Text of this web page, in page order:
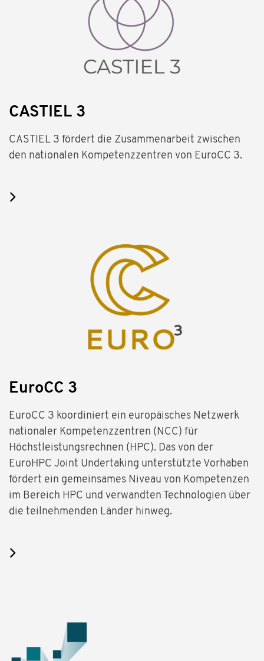
CASTIEL 3
CASTIEL 3 fördert die Zusammenarbeit zwischen
den nationalen Kompetenzzentren von EuroCC 3.
EuroCC 3
EuroCC 3 koordiniert ein europäisches Netzwerk
nationaler Kompetenzzentren (NCC) für
Höchstleistungsrechnen (HPC). Das von der
EuroHPC Joint Undertaking unterstützte Vorhaben
fördert ein gemeinsames Niveau von Kompetenzen
im Bereich HPC und verwandten Technologien über
die teilnehmenden Länder hinweg.